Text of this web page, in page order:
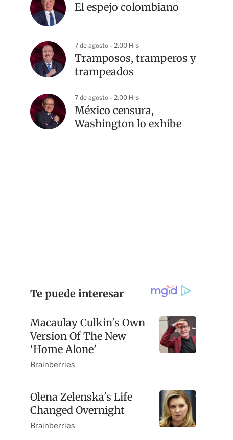
El espejo colombiano
7 de agosto - 2:00 Hrs
Tramposos, tramperos y
trampeados
7 de agosto - 2:00 Hrs
México censura,
Washington lo exhibe